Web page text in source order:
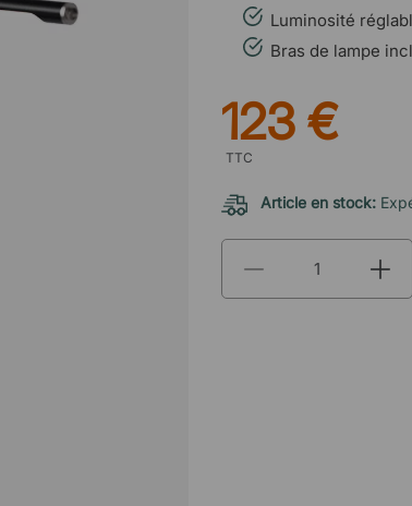
Luminosité
Bras de lampe
123 €
TTC
Article en stock: